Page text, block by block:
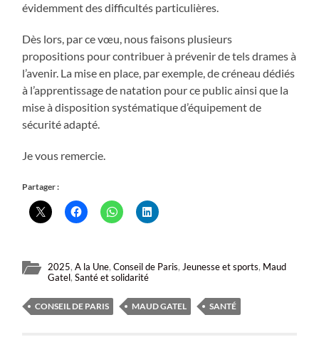
évidemment des difficultés particulières.
Dès lors, par ce vœu, nous faisons plusieurs
propositions pour contribuer à prévenir de tels drames à
l’avenir. La mise en place, par exemple, de créneau dédiés
à l’apprentissage de natation pour ce public ainsi que la
mise à disposition systématique d’équipement de
sécurité adapté.
Je vous remercie.
Partager :
2025,A la Une,Conseil de Paris,Jeunesse et sports, Maud
Gatel,Santé et solidarité
CONSEIL DE PARIS MAUD GATEL SANTÉ